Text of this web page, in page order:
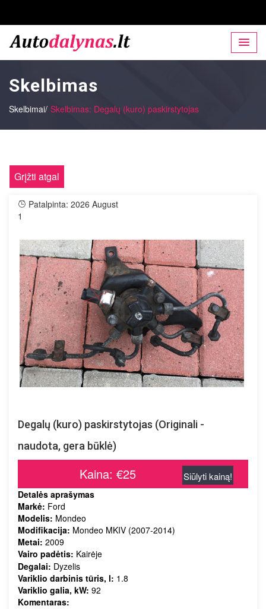
Skelbimas
Skelbimai/ Skelbimas: Degalų (kuro) paskirstytojas
Grįžti atgal
Patalpinta: 2026 August
1
Degalų (kuro) paskirstytojas (Originali -
naudota, gera būklė)
Kaina: €25 Siūlyti kainą!
Detalės aprašymas
Markė: Ford
Modelis: Mondeo
Modifikacija: Mondeo MKIV (2007-2014)
Metai: 2009
Vairo padėtis: Kairėje
Degalai: Dyzelis
Variklio darbinis tūris, l: 1.8
Variklio galia, kW: 92
Komentaras: